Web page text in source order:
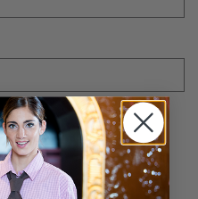
geschützt -Google
Allgemeine